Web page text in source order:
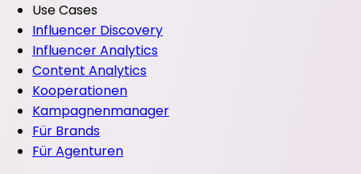
Use Cases
Influencer Discovery
Influencer Analytics
Content Analytics
Kooperationen
Kampagnenmanager
Für Brands
Für Agenturen